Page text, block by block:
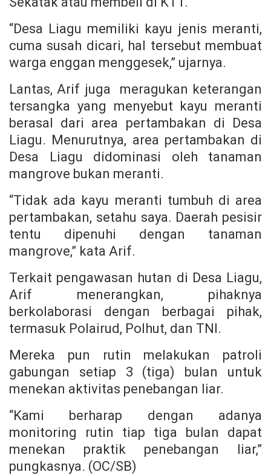
“Desa Liagu memiliki kayu jenis meranti,
cuma susah dicari, hal tersebut membuat
warga enggan menggesek,” ujarnya.
Lantas, Arif juga meragukan keterangan
tersangka yang menyebut kayu meranti
berasal dari area pertambakan di Desa
Liagu. Menurutnya, area pertambakan di
Desa Liagu didominasi oleh tanaman
mangrove bukan meranti.
“Tidak ada kayu meranti tumbuh di area
pertambakan, setahu saya. Daerah pesisir
tentu dipenuhi dengan tanaman
mangrove,” kata Arif.
Terkait pengawasan hutan di Desa Liagu,
Arif menerangkan, pihaknya
berkolaborasi dengan berbagai pihak,
termasuk Polairud, Polhut, dan TNI.
Mereka pun rutin melakukan patroli
gabungan setiap 3 (tiga) bulan untuk
menekan aktivitas penebangan liar.
“Kami berharap dengan adanya
monitoring rutin tiap tiga bulan dapat
menekan praktik penebangan liar,”
pungkasnya. (OC/SB)